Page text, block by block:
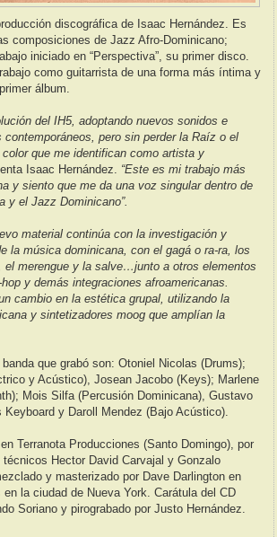
discográfica de Isaac Hernández. Es
composiciones de Jazz Afro-Dominicano;
iniciado en “Perspectiva”, su primer disco.
como guitarrista de una forma más íntima y
álbum.
del IH5, adoptando nuevos sonidos e
contemporáneos, pero sin perder la Raíz o el
que me identifican como artista y
Isaac Hernández. “Este es mi trabajo más
y siento que me da una voz singular dentro de
y el Jazz Dominicano”.
material continúa con la investigación y
la música dominicana, con el gagá o ra-ra, los
el merengue y la salve…junto a otros elementos
y demás integraciones afroamericanas.
cambio en la estética grupal, utilizando la
y sintetizadores moog que amplían la
que grabó son: Otoniel Nicolas (Drums);
y Acústico), Josean Jacobo (Keys); Marlene
Mois Silfa (Percusión Dominicana), Gustavo
Keyboard y Daroll Mendez (Bajo Acústico).
Terranota Producciones (Santo Domingo), por
Hector David Carvajal y Gonzalo
y masterizado por Dave Darlington en
la ciudad de Nueva York. Carátula del CD
Soriano y pirograbado por Justo Hernández.